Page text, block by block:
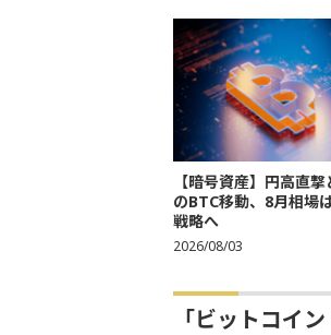
【暗号資産】円高直
のBTC移動、8月相場
戦略へ
2026/08/03
「ビットコイ